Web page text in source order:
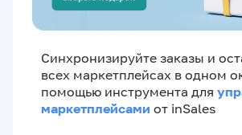
Синхронизируйте заказы и
всех маркетплейсах в одном
помощью инструмента для
маркетплейсами от inSales